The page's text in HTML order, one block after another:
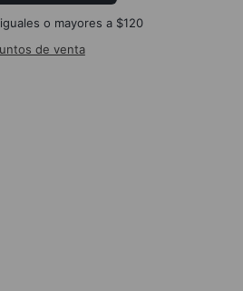
o mayores a $120
de venta